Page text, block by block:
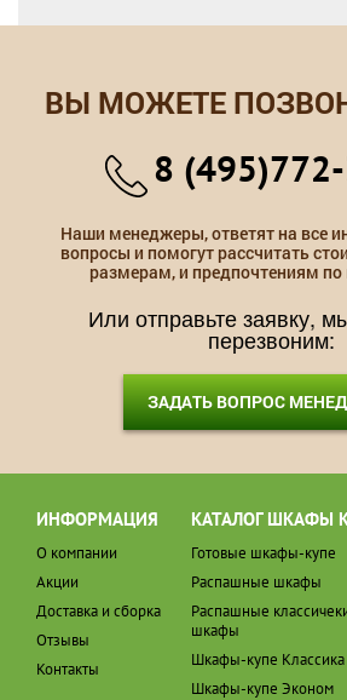
ВЫ МОЖЕТЕ
8
Наши менеджеры, ответят на все
вопросы и помогут рассчитать
размерам, и предпочтениям
Или отправьте заявку,
перезвоним:
ЗАДАТЬ ВОПРОС
ИНФОРМАЦИЯ
О компании
Акции
Доставка и сборка
Отзывы
Контакты
КАТАЛОГ ШКАФЫ
Готовые шкафы-купе
Распашные шкафы
Распашные
шкафы
Шкафы-купе Классика
Шкафы-купе Эконом